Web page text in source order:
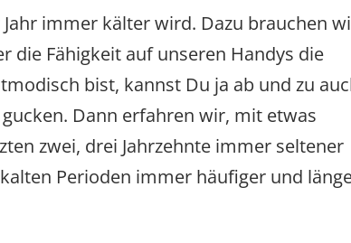
immer kälter wird. Dazu brauchen
die Fähigkeit auf unseren Handys die
bist, kannst Du ja ab und zu
Dann erfahren wir, mit etwas
zwei, drei Jahrzehnte immer seltener
Perioden immer häufiger und